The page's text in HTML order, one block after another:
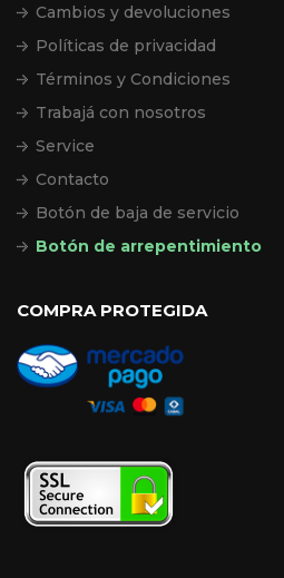
Cambios y devoluciones
Políticas de privacidad
Términos y Condiciones
Trabajá con nosotros
Service
Contacto
Botón de baja de servicio
Botón de arrepentimiento
COMPRA PROTEGIDA